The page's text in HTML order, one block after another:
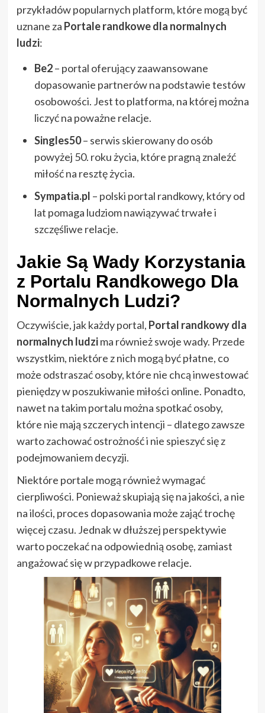
przykładów popularnych platform, które mogą być
uznane za Portale randkowe dla normalnych
ludzi:
Be2– portal oferujący zaawansowane
dopasowanie partnerów na podstawie testów
osobowości. Jest to platforma, na której można
liczyć na poważne relacje.
Singles50– serwis skierowany do osób
powyżej 50. roku życia, które pragną znaleźć
miłość na resztę życia.
Sympatia.pl – polski portal randkowy, który od
lat pomaga ludziom nawiązywać trwałe i
szczęśliwe relacje.
Jakie Są Wady Korzystania
z Portalu Randkowego Dla
Normalnych Ludzi?
Oczywiście, jak każdy portal, Portal randkowy dla
normalnych ludzima również swoje wady. Przede
wszystkim, niektóre z nich mogą być płatne, co
może odstraszać osoby, które nie chcą inwestować
pieniędzy w poszukiwanie miłości online. Ponadto,
nawet na takim portalu można spotkać osoby,
które nie mają szczerych intencji – dlatego zawsze
warto zachować ostrożność i nie spieszyć się z
podejmowaniem decyzji.
Niektóre portale mogą również wymagać
cierpliwości. Ponieważ skupiają się na jakości, a nie
na ilości, proces dopasowania może zająć trochę
więcej czasu. Jednak w dłuższej perspektywie
warto poczekać na odpowiednią osobę, zamiast
angażować się w przypadkowe relacje.